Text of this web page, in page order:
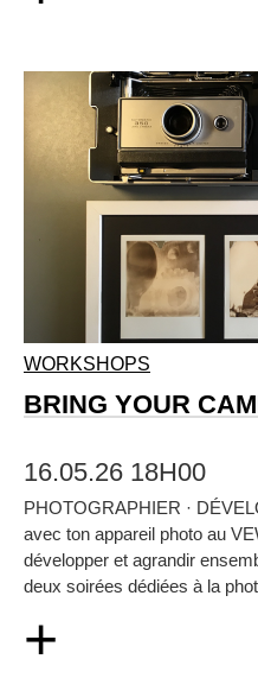
WORKSHOPS
BRING YOUR
16.05.26 18H00
PHOTOGRAPHIER ·
avec ton appareil photo au
développer et agrandir
deux soirées dédiées à la
+